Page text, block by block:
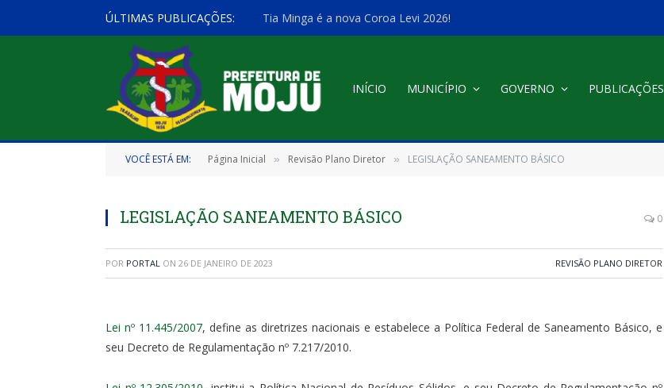
ÚLTIMAS PUBLICAÇÕES: Tia Minga é a nova Coroa Levi 2026!
INÍCIO MUNICÍPIO GOVERNO PUBLICAÇÕES
VOCÊ ESTÁ EM: Página Inicial » Revisão Plano Diretor » LEGISLAÇÃO SANEAMENTO BÁSICO
LEGISLAÇÃO SANEAMENTO BÁSICO 0
POR PORTAL ON 26 DE JANEIRO DE 2023 REVISÃO PLANO DIRETOR
Lei nº 11.445/2007, define as diretrizes nacionais e estabelece a Política Federal de Saneamento Básico, e
seu Decreto de Regulamentação nº 7.217/2010.